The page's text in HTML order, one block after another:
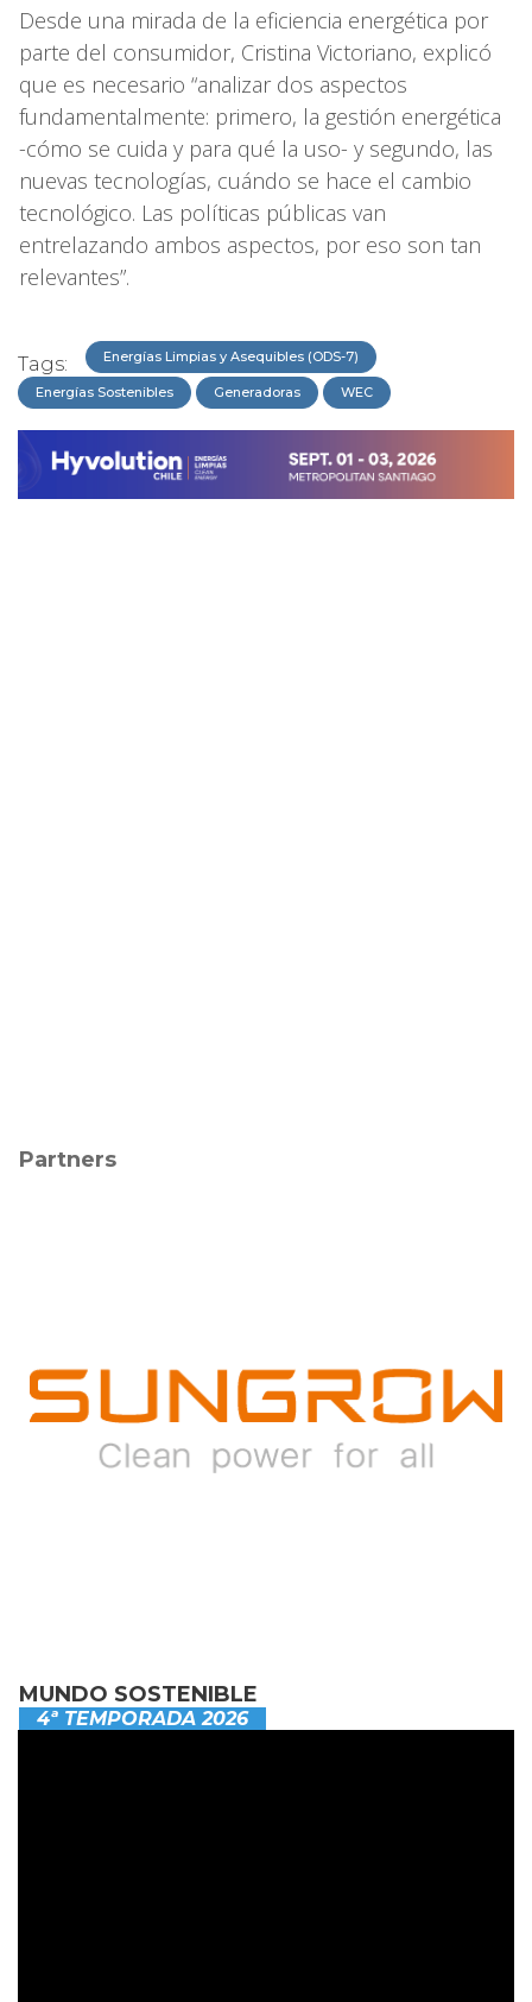
Desde una mirada de la eficiencia energética por
parte del consumidor, Cristina Victoriano, explicó
que es necesario “analizar dos aspectos
fundamentalmente: primero, la gestión energética
-cómo se cuida y para qué la uso- y segundo, las
nuevas tecnologías, cuándo se hace el cambio
tecnológico. Las políticas públicas van
entrelazando ambos aspectos, por eso son tan
relevantes”.
Tags: Energías Limpias y Asequibles (ODS-7)
Energías Sostenibles Generadoras WEC
Partners
MUNDO SOSTENIBLE
4ª TEMPORADA 2026